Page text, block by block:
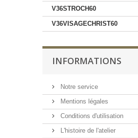
V36STROCH60
V36VISAGECHRIST60
INFORMATIONS
Notre service
Mentions légales
Conditions d'utilisation
L'histoire de l'atelier